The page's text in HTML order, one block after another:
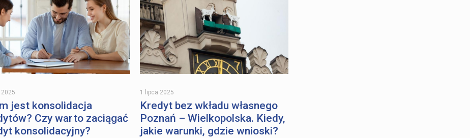
jest konsolidacja
Czy warto zaciągać
konsolidacyjny?
1 lipca 2025
Kredyt bez wkładu własnego
Poznań – Wielkopolska. Kiedy,
jakie warunki, gdzie wnioski?